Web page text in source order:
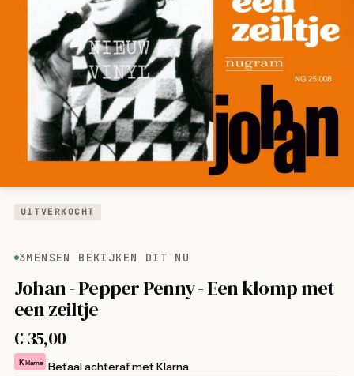
UITVERKOCHT
3MENSEN BEKIJKEN DIT NU
Johan - Pepper Penny - Een klomp met
een zeiltje
€ 35,00
K klarna Betaal achteraf met Klarna